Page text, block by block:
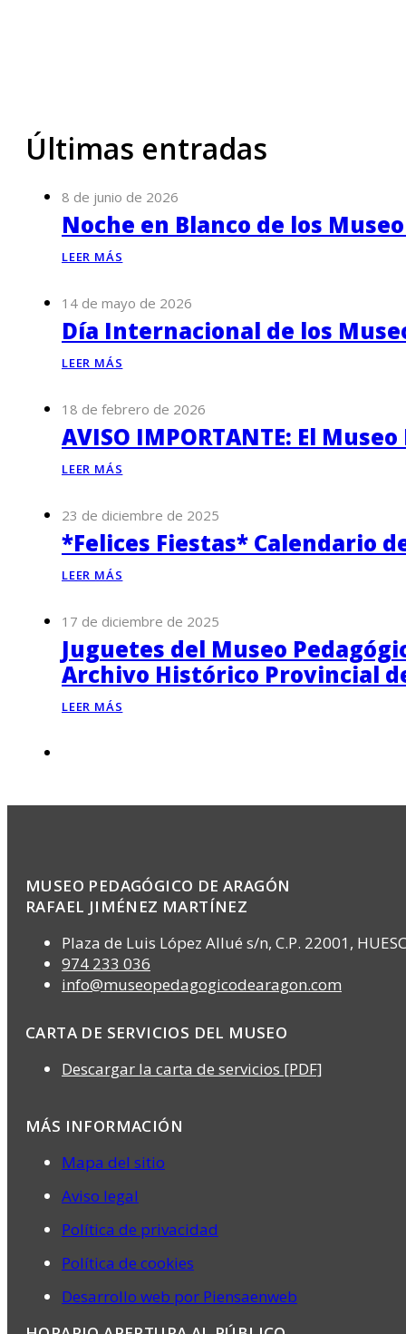
Últimas entradas
8 de junio de 2026
Noche en Blanco de los
LEER MÁS
14 de mayo de 2026
Día Internacional de los
LEER MÁS
18 de febrero de 2026
AVISO IMPORTANTE: El
LEER MÁS
23 de diciembre de 2025
*Felices Fiestas* Calendario
LEER MÁS
17 de diciembre de 2025
Juguetes del Museo
Archivo Histórico Provincial
LEER MÁS
MUSEO PEDAGÓGICO DE ARAGÓN
RAFAEL JIMÉNEZ MARTÍNEZ
Plaza de Luis López Allué s/n, C.P. 22001,
974 233 036
info@museopedagogicodearagon.com
CARTA DE SERVICIOS DEL MUSEO
Descargar la carta de servicios [PDF]
MÁS INFORMACIÓN
Mapa del sitio
Aviso legal
Política de privacidad
Política de cookies
Desarrollo web por Piensaenweb